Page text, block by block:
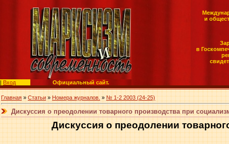
| Вход Официальный сайт.
и
в
Главная » Статьи » Номера журналов. » № 1-2 2003 (24-25)
Дискуссия о преодолении товарного производства при
Дискуссия о преодолении